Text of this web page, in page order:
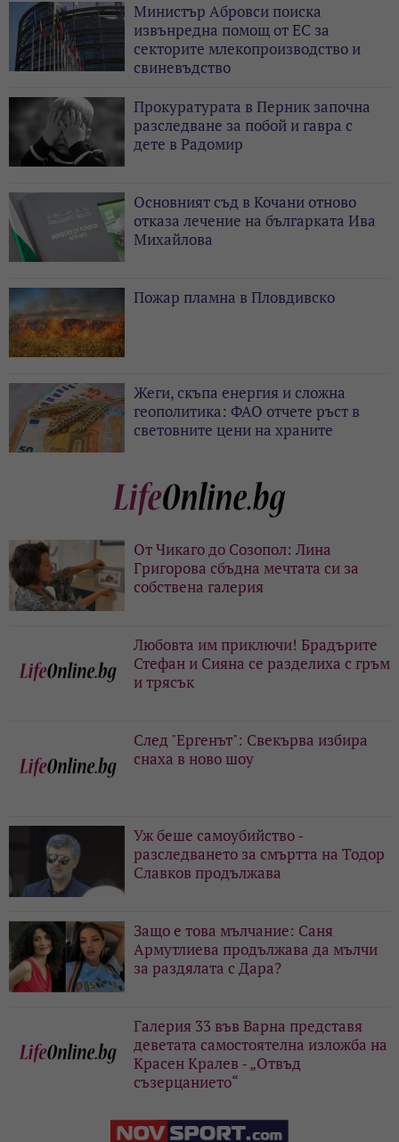
Министър Абровси поиска
извънредна помощ от ЕС за
секторите млекопроизводство и
свиневъдство
Прокуратурата в Перник започна
разследване за побой и гавра с
дете в Радомир
Основният съд в Кочани отново
отказа лечение на българката Ива
Михайлова
Пожар пламна в Пловдивско
Жеги, скъпа енергия и сложна
геополитика: ФАО отчете ръст в
световните цени на храните
От Чикаго до Созопол: Лина
Григорова сбъдна мечтата си за
собствена галерия
Любовта им приключи! Брадърите
Стефан и Сияна се разделиха с гръм
и трясък
След "Ергенът": Свекърва избира
снаха в ново шоу
Уж беше самоубийство -
разследването за смъртта на Тодор
Славков продължава
Защо е това мълчание: Саня
Армутлиева продължава да мълчи
за раздялата с Дара?
Галерия 33 във Варна представя
деветата самостоятелна изложба на
Красен Кралев - „Отвъд
съзерцанието“